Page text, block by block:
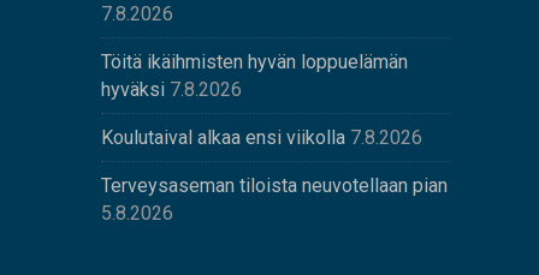
7.8.2026
Töitä ikäihmisten hyvän loppuelämän
hyväksi 7.8.2026
Koulutaival alkaa ensi viikolla 7.8.2026
Terveysaseman tiloista neuvotellaan pian
5.8.2026